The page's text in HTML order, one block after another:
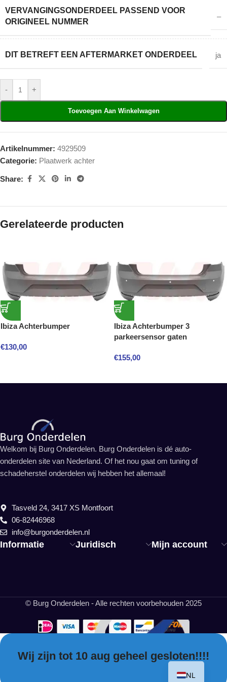
VERVANGINGSONDERDEEL PASSEND VOOR
ORIGINEEL NUMMER
–
DIT BETREFT EEN AFTERMARKET ONDERDEEL ja
- +
Toevoegen Aan Winkelwagen
Artikelnummer: 4929509
Categorie: Plaatwerk achter
Share:
Gerelateerde producten
Ibiza Achterbumper
€130,00
Ibiza Achterbumper 3
parkeersensor gaten
€155,00
Informatie Juridisch Mijn account
Welkom bij Burg Onderdelen. Burg Onderdelen is dé auto-
onderdelen site van Nederland. Of het nou gaat om tuning of
schadeherstel onderdelen wij hebben het allemaal!
Tasveld 24, 3417 XS Montfoort
06-82446968
info@burgonderdelen.nl
© Burg Onderdelen - Alle rechten voorbehouden 2025
Wij zijn tot 10 aug geheel gesloten!!!!
NL
EN